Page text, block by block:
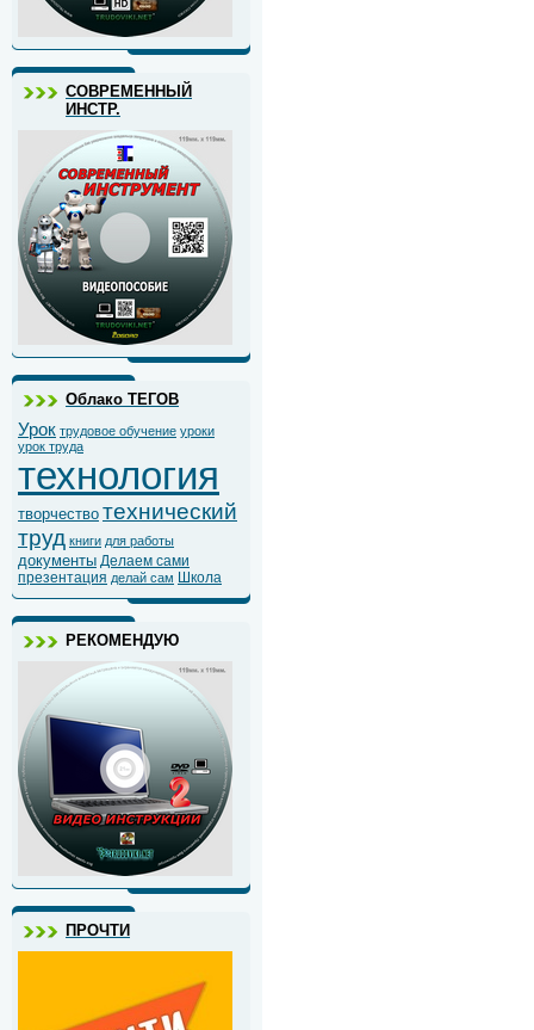
СОВРЕМЕННЫЙ
ИНСТР.
Облако ТЕГОВ
Урок трудовое обучение уроки
урок труда
технология
творчество технический
труд книги для работы
документы Делаем сами
презентация делай сам Школа
РЕКОМЕНДУЮ
ПРОЧТИ